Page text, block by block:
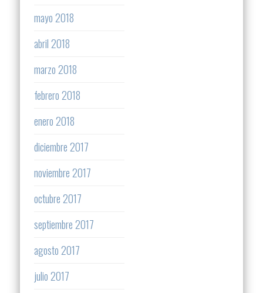
mayo 2018
abril 2018
marzo 2018
febrero 2018
enero 2018
diciembre 2017
noviembre 2017
octubre 2017
septiembre 2017
agosto 2017
julio 2017